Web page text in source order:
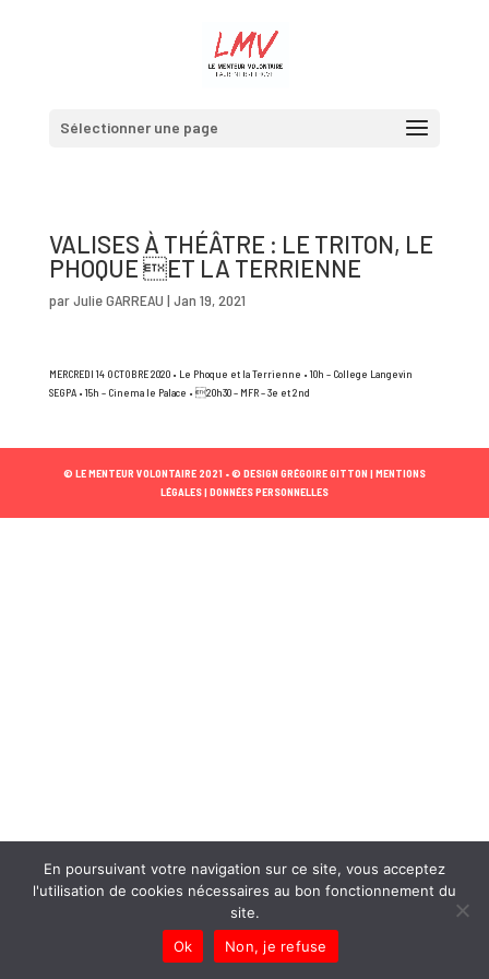
Sélectionner une page
VALISES À THÉÂTRE : LE TRITON, LE
PHOQUE ET LA TERRIENNE
parJulie GARREAU | Jan 19, 2021
MERCREDI 14 OCTOBRE 2020 • Le Phoque et la Terrienne • 10h – College Langevin
SEGPA • 15h – Cinema le Palace • 20h30 – MFR – 3e et 2nd
© LE MENTEUR VOLONTAIRE 2021 •© DESIGN GRÉGOIRE GITTON | MENTIONS
LÉGALES | DONNÉES PERSONNELLES
En poursuivant votre navigation sur ce site, vous acceptez
l'utilisation de cookies nécessaires au bon fonctionnement du
site.
Ok
Non, je refuse